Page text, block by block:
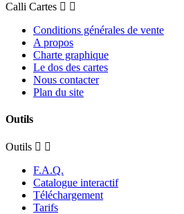
Calli Cartes
Conditions générales de vente
A propos
Charte graphique
Le dos des cartes
Nous contacter
Plan du site
Outils
Outils
F.A.Q.
Catalogue interactif
Téléchargement
Tarifs